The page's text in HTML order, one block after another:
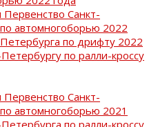
Санкт-
автомногоборью 2022
по дрифту 2022
по ралли-кроссу
Санкт-
автомногоборью 2021
по ралли-кроссу